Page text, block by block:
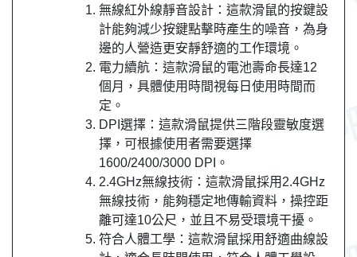
無線紅外線靜音設計：這款滑鼠的按鍵設
計能夠減少按鍵點擊時產生的噪音，為身
邊的人營造更安靜舒適的工作環境。
電力續航：這款滑鼠的電池壽命長達12
個月，具體使用時間視每日使用時間而
定。
DPI選擇：這款滑鼠提供三階段靈敏度選
擇，可根據使用者需要選擇
1600/2400/3000 DPI。
2.4GHz無線技術：這款滑鼠採用2.4GHz
無線技術，能夠穩定地傳輸資料，操控距
離可達10公尺，並且不易受環境干擾。
符合人體工學：這款滑鼠採用舒適曲線設